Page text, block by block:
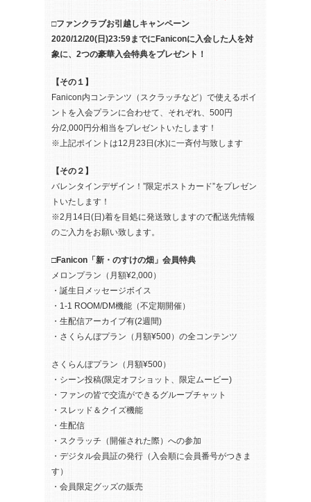
□ファンクラブお引越しキャンペーン
2020/12/20(日)23:59までにFaniconに入会した人を対
象に、2つの豪華入会特典をプレゼント！
【その１】
Fanicon内コンテンツ（スクラッチなど）で使えるポイ
ントを入会プランに合わせて、それぞれ、500円
分/2,000円分相当をプレゼントいたします！
※上記ポイントは12月23日(水)に一斉付与致します
【その２】
バレンタインデザイン！”限定ポストカード”をプレゼン
トいたします！
※2月14日(日)着を目処に発送致しますので配送先情報
のご入力をお願い致します。
□Fanicon「新・のすけの畑」会員特典
メロンプラン（月額¥2,000）
・誕生日メッセージボイス
・1-1 ROOM/DM機能（不定期開催）
・生配信アーカイブ有(2週間)
・さくらんぼプラン（月額¥500）の全コンテンツ
さくらんぼプラン（月額¥500）
・シーン投稿(限定オフショット、限定ムービー)
・ファンの皆で交流ができるグループチャット
・スレッド＆クイズ機能
・生配信
・スクラッチ（開催された際）への参加
・デジタル会員証の発行（入会順に会員番号がつきま
す）
・会員限定グッズの販売